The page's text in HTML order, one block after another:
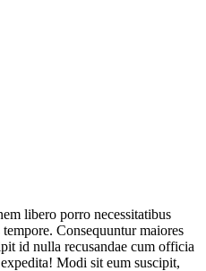
libero porro necessitatibus
Consequuntur maiores
id nulla recusandae cum officia
Modi sit eum suscipit,